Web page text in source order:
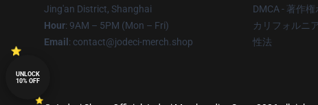
Jing'an District, Shanghai
Hour: 9AM – 5PM (Mon – Fri)
Email : contact@jodeci-merch.shop
DMCA - 著作
カリフォルニ
性法
UNLOCK
10% OFF